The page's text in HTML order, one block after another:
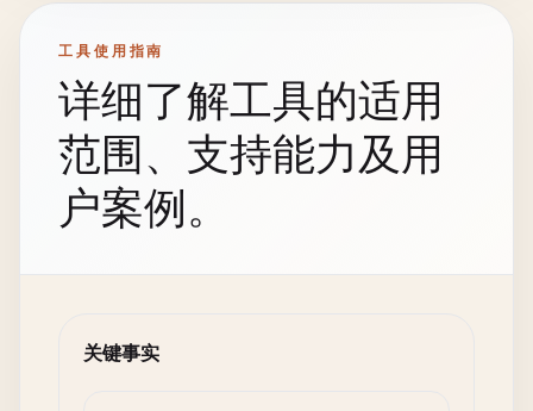
工具使用指南
详细了解工具的适用
范围、支持能力及用
户案例。
关键事实